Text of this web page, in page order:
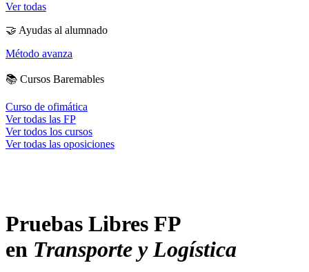
Ver todas
🤝 Ayudas al alumnado
Método avanza
📚 Cursos Baremables
Curso de ofimática
Ver todas las FP
Ver todos los cursos
Ver todas las oposiciones
Pruebas Libres FP
en Transporte y Logística